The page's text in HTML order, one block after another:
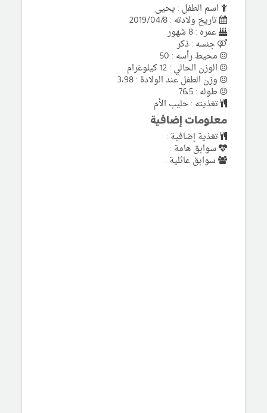
اسم الطفل : يحيى
تاريخ ولادته : 2019/04/8
عمره : 8 شهور
جنسه : ذكر
محيط رأسه : 50
الوزن الحالي : 12 كيلوغرام
وزن الطفل عند الولادة : 3،98
طوله : 76،5
تغذيته : حليب الأم
معلومات إضافية
تغذية إضافية :
سوابق هامة :
سوابق عائلية :